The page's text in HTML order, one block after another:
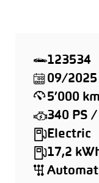
123534
09/2025
5’000 km
340 PS
Electric
17,2